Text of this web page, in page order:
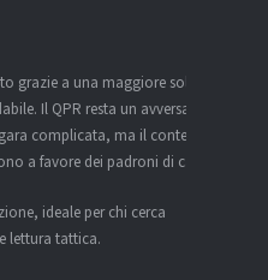
grazie a una maggiore solidità e
Il QPR resta un avversario
complicata, ma il contesto
a favore dei padroni di casa.
ideale per chi cerca
lettura tattica.